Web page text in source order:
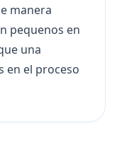
manera
pequenos en
una
en el proceso